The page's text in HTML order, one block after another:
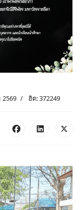
2569 ฮิต: 372249